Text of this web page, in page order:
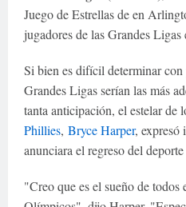
Juego de Estrellas de en
jugadores de las Grandes Ligas
Si bien es difícil determinar
Grandes Ligas serían las más
tanta anticipación, el estelar de
Phillies, Bryce Harper, expresó
anunciara el regreso del
"Creo que es el sueño de todos